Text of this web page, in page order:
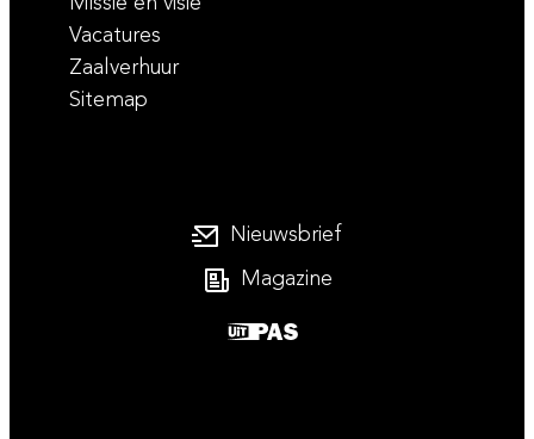
Vacatures
Zaalverhuur
Sitemap
Nieuwsbrief
Magazine
UiTPAS